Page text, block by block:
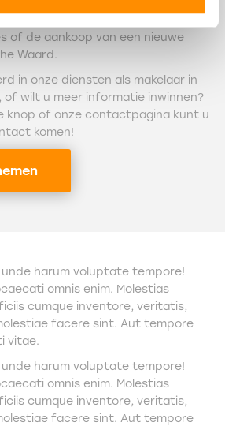
of de aankoop van een nieuwe
Waard.
in onze diensten als makelaar in
of wilt u meer informatie inwinnen?
knop of onze contactpagina kunt u
komen!
unde harum voluptate tempore!
omnis enim. Molestias
cumque inventore, veritatis,
facere sint. Aut tempore
vitae.
unde harum voluptate tempore!
omnis enim. Molestias
cumque inventore, veritatis,
facere sint. Aut tempore